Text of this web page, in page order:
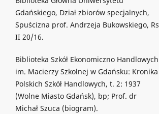
Gdańskiego, Dział zbiorów specjalnych,
Spuścizna prof. Andrzeja Bukowskiego, Rs
II 20/16.
Biblioteka Szkół Ekonomiczno Handlowych
im. Macierzy Szkolnej w Gdańsku: Kronika
Polskich Szkół Handlowych, t. 2: 1937
(Wolne Miasto Gdańsk), bp; Prof. dr
Michał Szuca (biogram).